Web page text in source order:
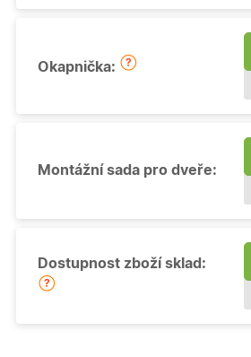
Okapnička:
Montážní sada pro dveře:
Dostupnost zboží sklad: